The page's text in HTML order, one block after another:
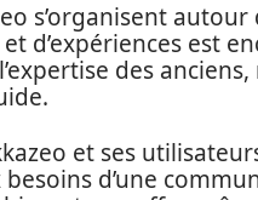
s’organisent
d’expériences est
des
et ses
d’une